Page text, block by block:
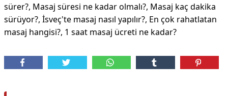
sürer?, Masaj süresi ne kadar olmalı?, Masaj kaç dakika
sürüyor?, İsveç'te masaj nasıl yapılır?, En çok rahatlatan
masaj hangisi?, 1 saat masaj ücreti ne kadar?